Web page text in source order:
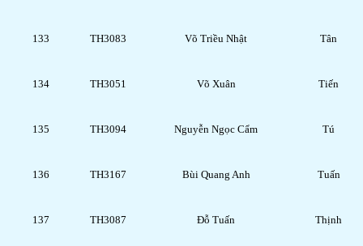
133 TH3083 Võ Triều Nhật Tân
134 TH3051 Võ Xuân Tiến
135 TH3094 Nguyễn Ngọc Cẩm Tú
136 TH3167 Bùi Quang Anh Tuấn
137 TH3087 Đỗ Tuấn Thịnh